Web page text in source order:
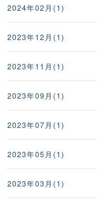
2024年02月(1)
2023年12月(1)
2023年11月(1)
2023年09月(1)
2023年07月(1)
2023年05月(1)
2023年03月(1)